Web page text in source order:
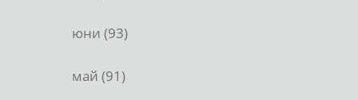
юни (93)
май (91)